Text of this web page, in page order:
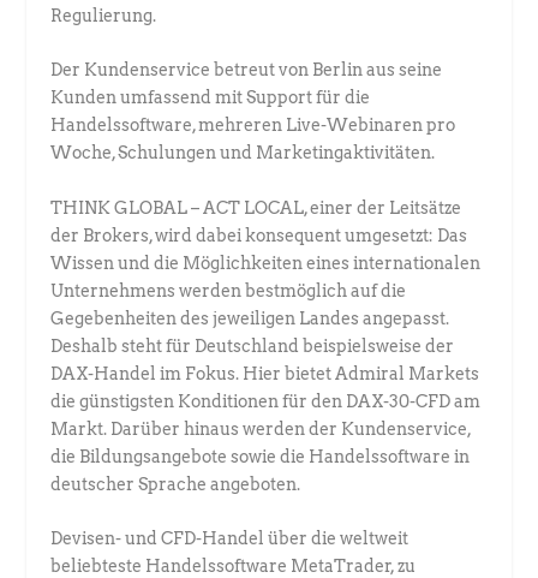
Regulierung.
Der Kundenservice betreut von Berlin aus seine
Kunden umfassend mit Support für die
Handelssoftware, mehreren Live-Webinaren pro
Woche, Schulungen und Marketingaktivitäten.
THINK GLOBAL – ACT LOCAL, einer der Leitsätze
der Brokers, wird dabei konsequent umgesetzt: Das
Wissen und die Möglichkeiten eines internationalen
Unternehmens werden bestmöglich auf die
Gegebenheiten des jeweiligen Landes angepasst.
Deshalb steht für Deutschland beispielsweise der
DAX-Handel im Fokus. Hier bietet Admiral Markets
die günstigsten Konditionen für den DAX-30-CFD am
Markt. Darüber hinaus werden der Kundenservice,
die Bildungsangebote sowie die Handelssoftware in
deutscher Sprache angeboten.
Devisen- und CFD-Handel über die weltweit
beliebteste Handelssoftware MetaTrader, zu